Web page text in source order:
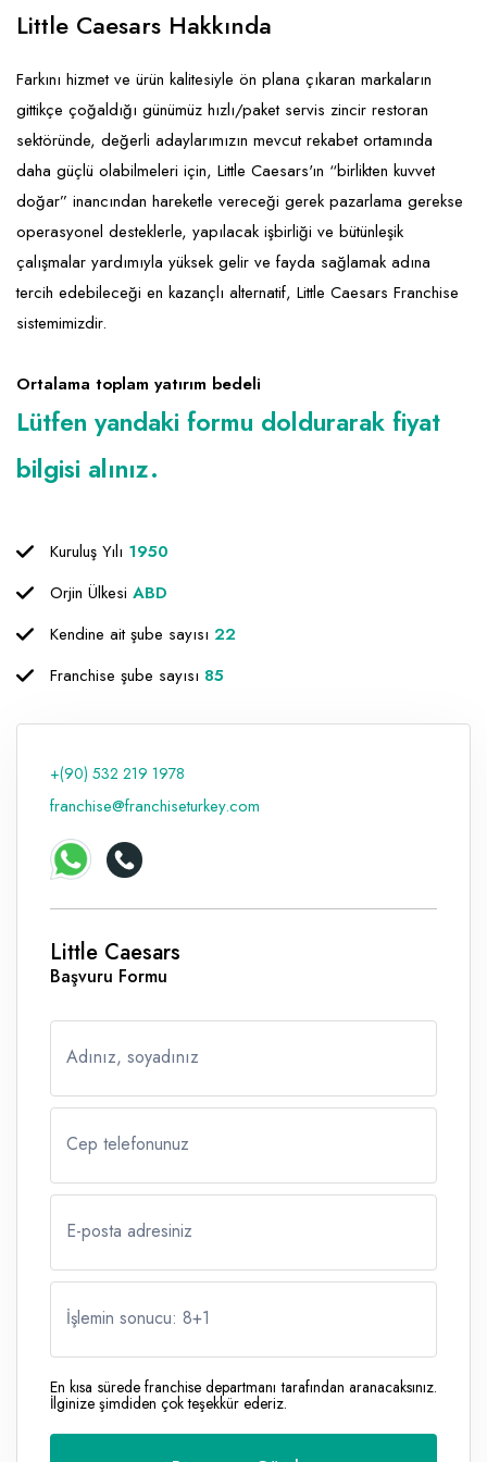
Sağlık Güzellik
Turizm - Eğlence
Mobilya ve Ev Tekstili
Oyuncak ve Hediyelik
Takı
Yapı Malzemesi - Hırdavat
Gıda ve Sarf Malzemeleri
Güvenlik - Temizlik
Giyim - Aksesuar
Hukuk - Marka - Patent ve Tercüme
Isıtma - Soğutma ve Havalandırma
Lojistik - Kargo ve Kurye
Matbaa - Fotoğraf
Mobilya Dekorasyon
Proje - İnşaat ve Tesisat
Reklam - Tanıtım - PR ve İnternet
Seyahat - Rent A Car
Little Caesars Hakkında
Farkını hizmet ve ürün kalitesiyle ön plana çıkaran markaların
gittikçe çoğaldığı günümüz hızlı/paket servis zincir restoran
sektöründe, değerli adaylarımızın mevcut rekabet ortamında
daha güçlü olabilmeleri için, Little Caesars'ın “birlikten kuvvet
doğar” inancından hareketle vereceği gerek pazarlama gerekse
operasyonel desteklerle, yapılacak işbirliği ve bütünleşik
çalışmalar yardımıyla yüksek gelir ve fayda sağlamak adına
tercih edebileceği en kazançlı alternatif, Little Caesars Franchise
sistemimizdir.
Ortalama toplam yatırım bedeli
Lütfen yandaki formu doldurarak fiyat
bilgisi alınız.
Kuruluş Yılı 1950
Orjin Ülkesi ABD
Kendine ait şube sayısı 22
Franchise şube sayısı 85
+(90) 532 219 1978
franchise@franchiseturkey.com
Little Caesars
Başvuru Formu
Adınız, soyadınız
Cep telefonunuz
E-posta adresiniz
İşlemin sonucu: 8+1
En kısa sürede franchise departmanı tarafından aranacaksınız.
İlginize şimdiden çok teşekkür ederiz.